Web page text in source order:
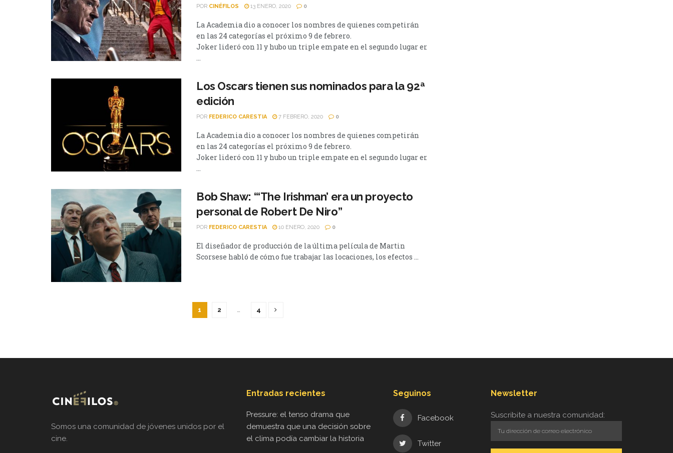
POR CINÉFILOS 13 ENERO, 2020 0
La Academia dio a conocer los nombres de quienes competirán
en las 24 categorías el próximo 9 de febrero.
Joker lideró con 11 y hubo un triple empate en el segundo lugar entre The
...
Los Oscars tienen sus nominados para la 92ª
edición
POR FEDERICO CARESTIA 7 FEBRERO, 2020 0
La Academia dio a conocer los nombres de quienes competirán
en las 24 categorías el próximo 9 de febrero.
Joker lideró con 11 y hubo un triple empate en el segundo lugar entre
...
Bob Shaw: “‘The Irishman’ era un proyecto
personal de Robert De Niro”
POR FEDERICO CARESTIA 10 ENERO, 2020 0
El diseñador de producción de la última película de Martin
Scorsese habló de cómo fue trabajar las locaciones, los efectos ...
1 2 … 4
Somos una comunidad de jóvenes unidos por el
cine.
Entradas recientes
Pressure: el tenso drama que
demuestra que una decisión sobre
el clima podía cambiar la historia
Seguinos
Facebook
Twitter
Newsletter
Suscribite a nuestra comunidad: